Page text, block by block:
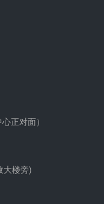
所地或协议
。
吗？
。
人名义所负
正对面）
大楼旁)